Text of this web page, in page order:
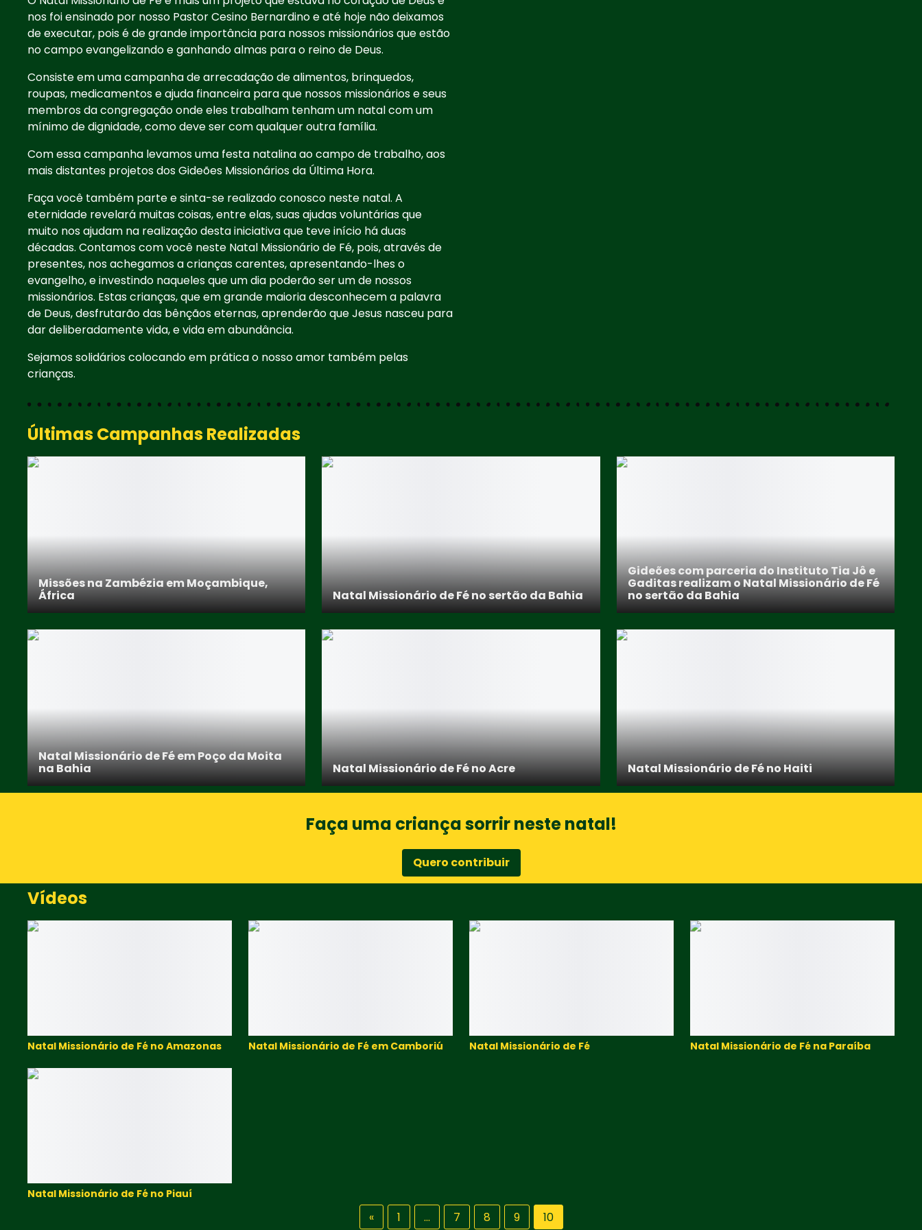
nos foi ensinado por nosso Pastor Cesino Bernardino e até hoje não deixamos
de executar, pois é de grande importância para nossos missionários que estão
no campo evangelizando e ganhando almas para o reino de Deus.
Consiste em uma campanha de arrecadação de alimentos, brinquedos,
roupas, medicamentos e ajuda financeira para que nossos missionários e seus
membros da congregação onde eles trabalham tenham um natal com um
mínimo de dignidade, como deve ser com qualquer outra família.
Com essa campanha levamos uma festa natalina ao campo de trabalho, aos
mais distantes projetos dos Gideões Missionários da Última Hora.
Faça você também parte e sinta-se realizado conosco neste natal. A
eternidade revelará muitas coisas, entre elas, suas ajudas voluntárias que
muito nos ajudam na realização desta iniciativa que teve início há duas
décadas. Contamos com você neste Natal Missionário de Fé, pois, através de
presentes, nos achegamos a crianças carentes, apresentando-lhes o
evangelho, e investindo naqueles que um dia poderão ser um de nossos
missionários. Estas crianças, que em grande maioria desconhecem a palavra
de Deus, desfrutarão das bênçãos eternas, aprenderão que Jesus nasceu para
dar deliberadamente vida, e vida em abundância.
Sejamos solidários colocando em prática o nosso amor também pelas
crianças.
Últimas Campanhas Realizadas
Missões na Zambézia em Moçambique,
África Natal Missionário de Fé no sertão da Bahia
Gideões com parceria do Instituto Tia Jô e
Gaditas realizam o Natal Missionário de Fé
no sertão da Bahia
Natal Missionário de Fé em Poço da Moita
na Bahia Natal Missionário de Fé no Acre Natal Missionário de Fé no Haiti
Faça uma criança sorrir neste natal!
Quero contribuir
Vídeos
Natal Missionário de Fé no Amazonas Natal Missionário de Fé em Camboriú Natal Missionário de Fé Natal Missionário de Fé na Paraíba
Natal Missionário de Fé no Piauí
« 1 … 7 8 9 10